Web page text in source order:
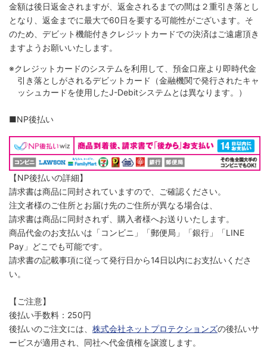
金額は後日返金されますが、返金されるまでの間は２重引き落とし
となり、返金までに最大で60日を要する可能性がございます。そ
のため、デビット機能付きクレジットカードでの決済はご遠慮頂き
ますようお願いいたします。
※クレジットカードのシステムを利用して、預金口座より即時代金
引き落としがされるデビットカード（金融機関で発行されたキャ
ッシュカードを使用したJ-Debitシステムとは異なります。）
■NP後払い
【NP後払いの詳細】
請求書は商品に同封されていますので、ご確認ください。
注文者様のご住所とお届け先のご住所が異なる場合は、
請求書は商品に同封されず、購入者様へお送りいたします。
商品代金のお支払いは「コンビニ」「郵便局」「銀行」「LINE
Pay」どこでも可能です。
請求書の記載事項に従って発行日から14日以内にお支払いくださ
い。
【ご注意】
後払い手数料：250円
後払いのご注文には、 株式会社ネットプロテクションズの後払いサ
ービスが適用され、同社へ代金債権を譲渡します。